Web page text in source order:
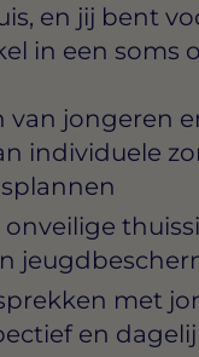
en jij bent
in een soms
van jongeren
individuele
onveilige
met
en